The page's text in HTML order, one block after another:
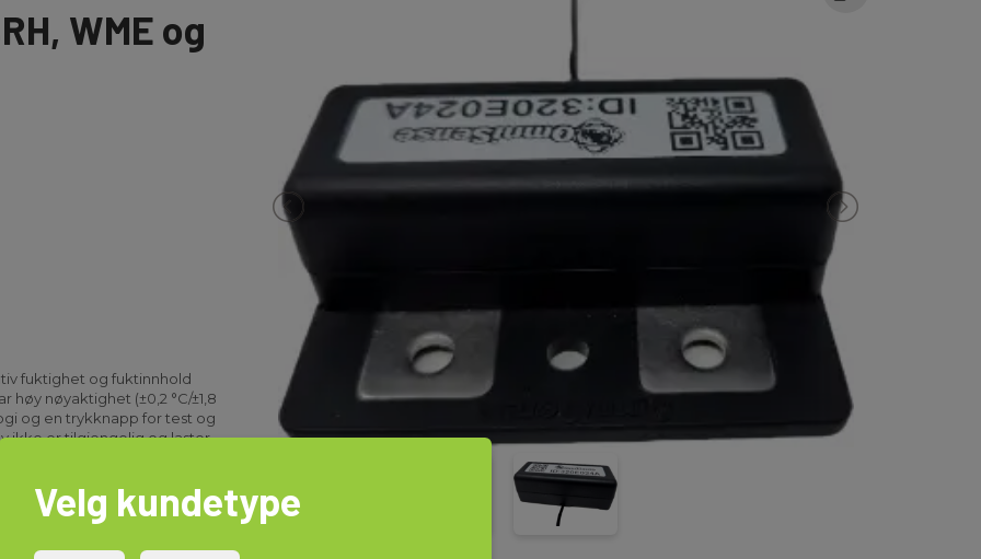
WME og
fuktighet og fuktinnhold
nøyaktighet (±0,2 °C/±1,8
og en trykknapp for test og
ikke er tilgjengelig og laster
Velg kundetype